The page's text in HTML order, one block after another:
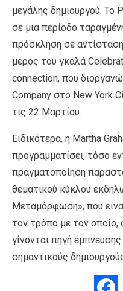
μεγάλης δημιουργού. To
σε μια περίοδο
πρόσκληση σε
μέρος του γκαλά
connection, που
Company στο New York
τις 22 Μαρτίου.
Ειδικότερα, η Martha
προγραμματίσει, τόσο
πραγματοποίηση
θεματικού κύκλου
Μεταμόρφωση», που
τον τρόπο με τον οποίο,
γίνονται πηγή
σημαντικούς